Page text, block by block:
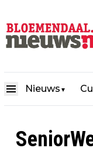
Nieuws ▼